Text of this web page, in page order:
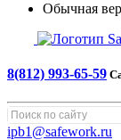
Обычная
8(812) 993-65-59
ipb1@safework.ru